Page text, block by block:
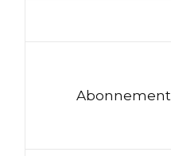
Abonnement